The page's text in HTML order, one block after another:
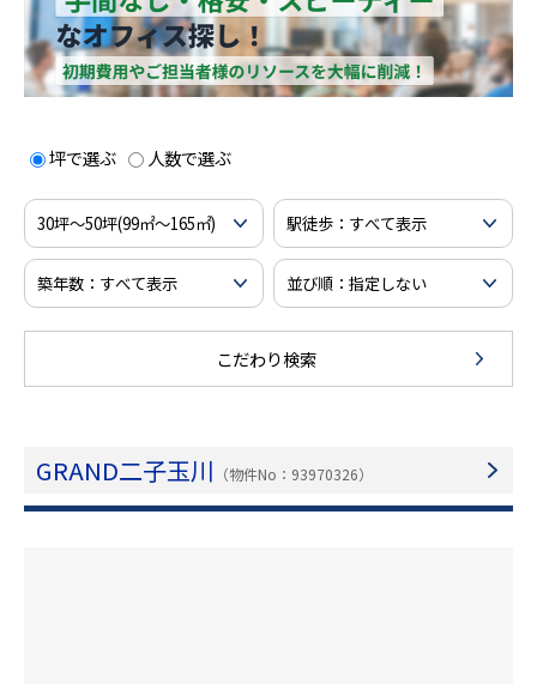
坪で選ぶ 人数で選ぶ
こだわり検索
GRAND二子玉川 （物件No：93970326）